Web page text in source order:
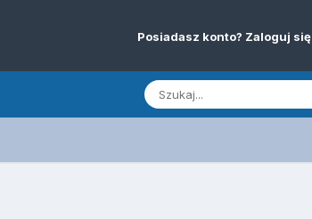
Posiadasz konto? Zaloguj się